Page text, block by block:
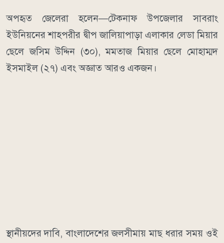
অপহৃত জেলেরা হলেন—টেকনাফ উপজেলার সাবরাং
ইউনিয়নের শাহপরীর দ্বীপ জালিয়াপাড়া এলাকার লেডা মিয়ার
ছেলে জসিম উদ্দিন (৩০), মমতাজ মিয়ার ছেলে মোহাম্মদ
ইসমাইল (২৭) এবং অজ্ঞাত আরও একজন।
স্থানীয়দের দাবি, বাংলাদেশের জলসীমায় মাছ ধরার সময় ওই